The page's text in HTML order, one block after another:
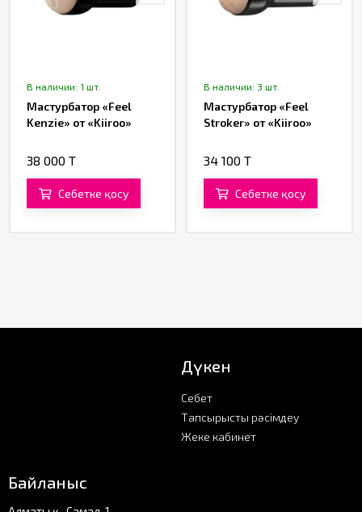
В наличии: 1 шт.
Мастурбатор «Feel
Kenzie» от «Kiiroo»
38 000 T
Себетке қосу
В наличии: 3 шт.
Мастурбатор «Feel
Stroker» от «Kiiroo»
34 100 T
Себетке қосу
Дүкен
Себет
Тапсырысты рәсімдеу
Жеке кабинет
Байланыс